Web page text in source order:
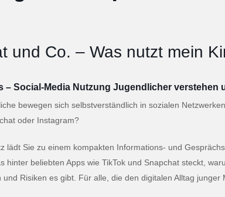
und Co. ‒ Was nutzt mein
– Social-Media Nutzung Jugendlicher verstehen
bewegen sich selbstverständlich in sozialen
oder Instagram?
lädt Sie zu einem kompakten Informations- und
hinter beliebten Apps wie TikTok und Snapchat steckt,
Risiken es gibt. Für alle, die den digitalen Alltag junger